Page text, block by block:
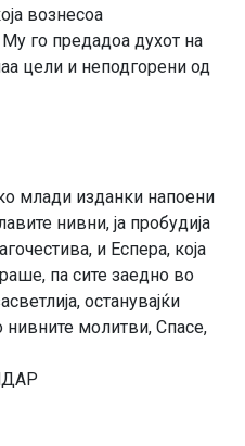
вознесоа
го предадоа духот на
цели и неподгорени од
млади изданки напоени
нивни, ја пробудија
и Еспера, која
па сите заедно во
останувајќи
нивните молитви, Спасе,